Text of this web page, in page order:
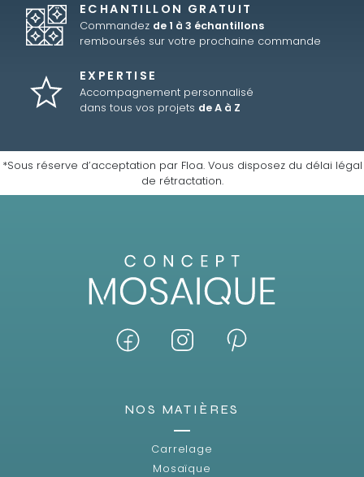
ECHANTILLON GRATUIT
Commandez de 1 à 3 échantillons
remboursés sur votre prochaine commande
EXPERTISE
Accompagnement personnalisé
dans tous vos projets de A à Z
*Sous réserve d’acceptation par Floa. Vous disposez du délai légal
de rétractation.
NOS MATIÈRES
Carrelage
Mosaïque